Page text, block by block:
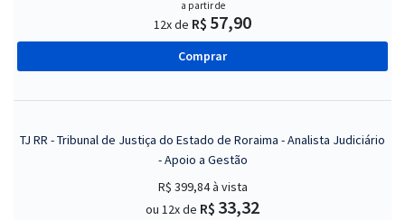
a partir de
12x de R$ 57,90
Comprar
TJ RR - Tribunal de Justiça do Estado de Roraima - Analista Judiciário
- Apoio a Gestão
R$ 399,84à vista
ou 12x de R$ 33,32